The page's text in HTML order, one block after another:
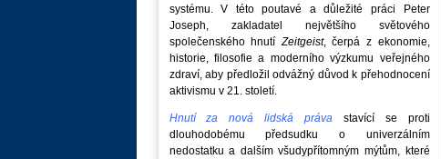
systému. V této poutavé a důležité práci Peter
Joseph, zakladatel největšího světového
společenského hnutí Zeitgeist, čerpá z ekonomie,
historie, filosofie a moderního výzkumu veřejného
zdraví, aby předložil odvážný důvod k přehodnocení
aktivismu v 21. století.
Hnutí za nová lidská práva stavící se proti
dlouhodobému předsudku o univerzálním
nedostatku a dalším všudypřítomným mýtům, které